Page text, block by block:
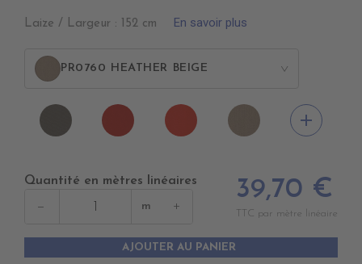
Laize / Largeur : 152 cm En savoir plus
PR0760 HEATHER BEIGE >
PR0790
MOONROCK
PR0620
JOCKET
PR0510
ROUGE
PR0760
HEATHERadd
Quantité en mètres linéaires
− m +
39,70 €
TTC par mètre linéaire
AJOUTER AU PANIER